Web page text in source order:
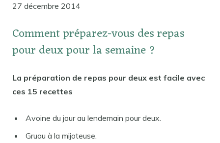
27 décembre 2014
Comment préparez-vous des repas
pour deux pour la semaine ?
La préparation de repas pour deux est facile avec
ces 15 recettes
Avoine du jour au lendemain pour deux.
Gruau à la mijoteuse.